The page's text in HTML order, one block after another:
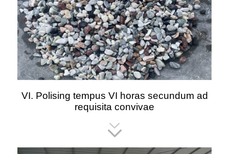
VI. Polising tempus VI horas secundum ad
requisita convivae